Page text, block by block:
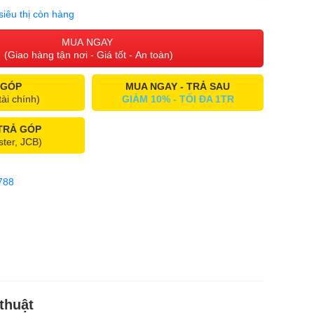
thị còn hàng
MUA NGAY
(Giao hàng tận nơi - Giá tốt - An toàn)
chính)
MUA NGAY - TRẢ SAU
GIẢM 10% - TỐI ĐA 1TR
GÓP
JCB)